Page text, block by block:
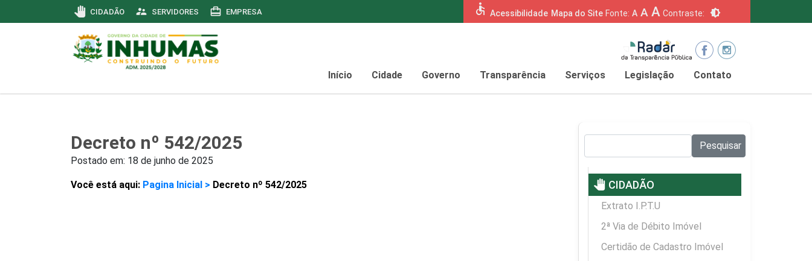
pan_tool CIDADÃO supervisor_account SERVIDORES card_travel EMPRESA accessible Acessibilidade Mapa do Site Fonte: A A A Contraste: brightness_6
Início Cidade Governo Transparência Serviços Legislação Contato
Decreto nº 542/2025
Postado em: 18 de junho de 2025
Você está aqui: Pagina Inicial > Decreto nº 542/2025
Pesquisar
pan_tool CIDADÃO
Extrato I.P.T.U
2ª Via de Débito Imóvel
Certidão de Cadastro Imóvel